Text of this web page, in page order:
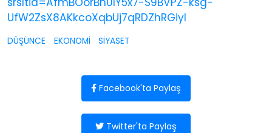
UfW2ZsX8AKkcoXqbUj7qRDZhRGiyl
DÜŞÜNCE EKONOMİ SİYASET
Facebook'ta Paylaş
Twitter'ta Paylaş